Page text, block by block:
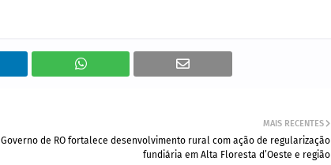
MAIS RECENTES
Governo de RO fortalece desenvolvimento rural com ação de regularização
fundiária em Alta Floresta d’Oeste e região